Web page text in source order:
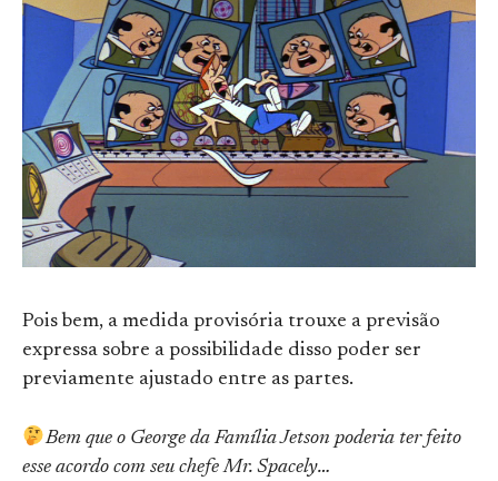
Pois bem, a medida provisória trouxe a previsão
expressa sobre a possibilidade disso poder ser
previamente ajustado entre as partes.
Bem que o George da Família Jetson poderia ter feito
esse acordo com seu chefe Mr. Spacely…